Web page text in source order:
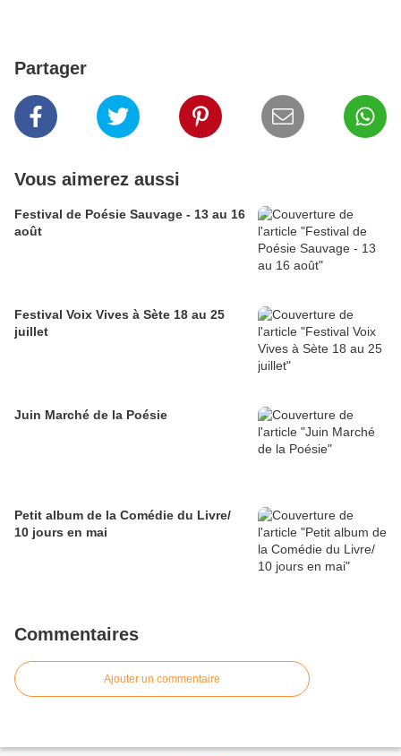
Partager
Vous aimerez aussi
Festival de Poésie Sauvage - 13 au 16
août
Festival Voix Vives à Sète 18 au 25
juillet
Juin Marché de la Poésie
Petit album de la Comédie du Livre/
10 jours en mai
Commentaires
Ajouter un commentaire